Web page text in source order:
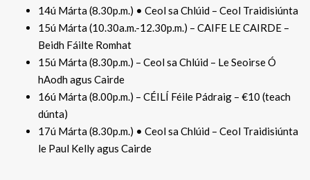
14ú Márta (8.30p.m.) • Ceol sa Chlúid – Ceol Traidisiúnta
15ú Márta (10.30a.m.-12.30p.m.) – CAIFE LE CAIRDE –
Beidh Fáilte Romhat
15ú Márta (8.30p.m.) – Ceol sa Chlúid – Le Seoirse Ó
hAodh agus Cairde
16ú Márta (8.00p.m.) – CÉILÍ Féile Pádraig – €10 (teach
dúnta)
17ú Márta (8.30p.m.) • Ceol sa Chlúid – Ceol Traidisiúnta
le Paul Kelly agus Cairde